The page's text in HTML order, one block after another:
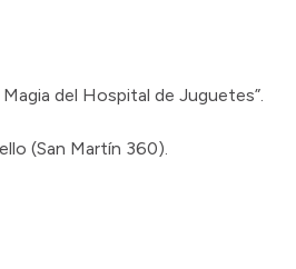
del Hospital de Juguetes”.
(San Martín 360).